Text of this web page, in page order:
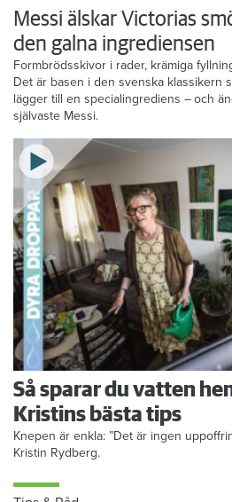
Messi älskar Victorias
den galna ingrediensen
Formbrödsskivor i rader, krämiga
Det är basen i den svenska klassikern
lägger till en specialingrediens – och
självaste Messi.
Så sparar du vatten
Kristins bästa tips
Knepen är enkla: ”Det är ingen
Kristin Rydberg.